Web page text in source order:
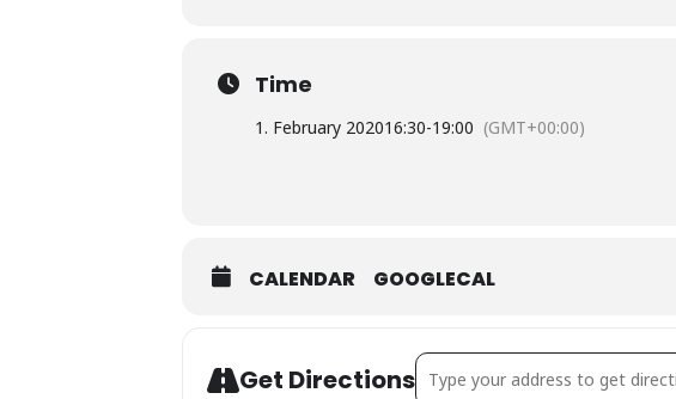
mvdlinden@gmx.de oder hardo@urklang.com
(Die Anzahl der Plätze ist auf zwölf begrenzt.)
Time
1. February 202016:30-19:00 (GMT+00:00)
CALENDAR GOOGLECAL
Get DirectionsAddress - Dreamtime